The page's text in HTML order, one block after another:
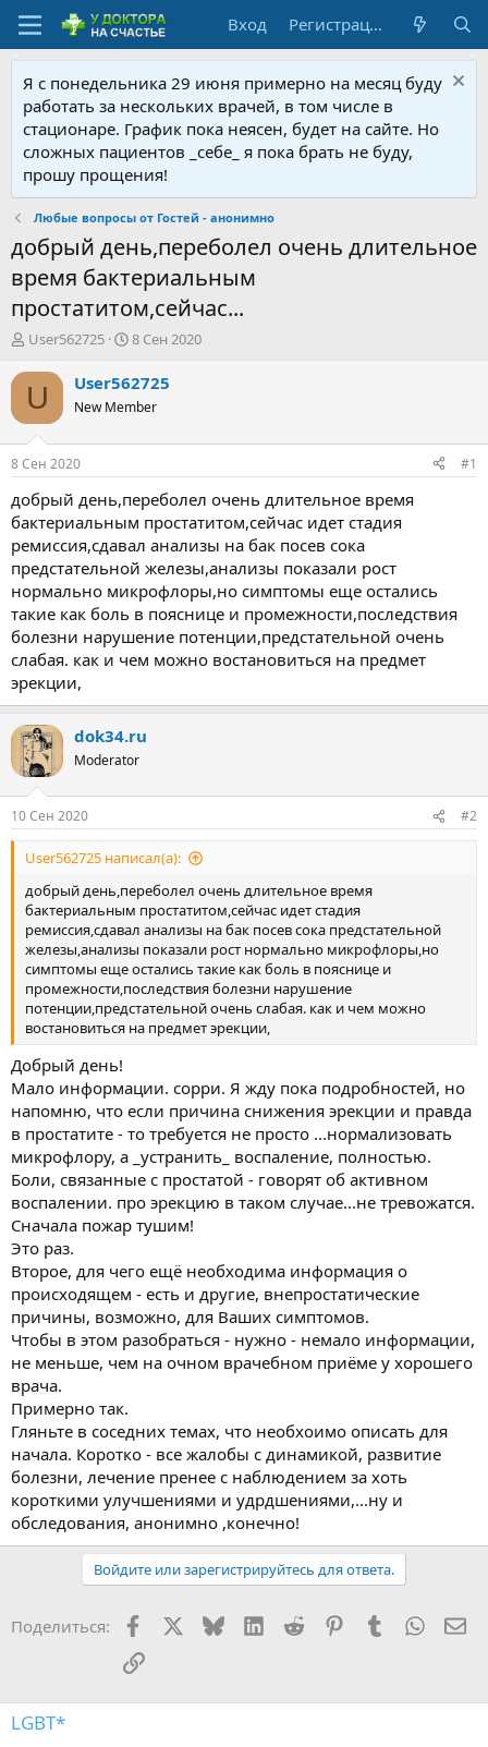
Вход Регистрация
Я с понедельника 29 июня примерно на месяц буду
работать за нескольких врачей, в том числе в
стационаре. График пока неясен, будет на сайте. Но
сложных пациентов _себе_ я пока брать не буду,
прошу прощения!
Любые вопросы от Гостей - анонимно
добрый день,переболел очень длительное
время бактериальным
простатитом,сейчас...
А
т
т
е
м
ы
User562725
Д
т
а
н
а
л
8 Сен 2020
U User562725
New Member
8 Сен 2020 #1
добрый день,переболел очень длительное время
бактериальным простатитом,сейчас идет стадия
ремиссия,сдавал анализы на бак посев сока
предстательной железы,анализы показали рост
нормально микрофлоры,но симптомы еще остались
такие как боль в пояснице и промежности,последствия
болезни нарушение потенции,предстательной очень
слабая. как и чем можно востановиться на предмет
эрекции,
dok34.ru
Moderator
10 Сен 2020 #2
User562725 написал(а):
добрый день,переболел очень длительное время
бактериальным простатитом,сейчас идет стадия
ремиссия,сдавал анализы на бак посев сока предстательной
железы,анализы показали рост нормально микрофлоры,но
симптомы еще остались такие как боль в пояснице и
промежности,последствия болезни нарушение
потенции,предстательной очень слабая. как и чем можно
востановиться на предмет эрекции,
Добрый день!
Мало информации. сорри. Я жду пока подробностей, но
напомню, что если причина снижения эрекции и правда
в простатите - то требуется не просто ...нормализовать
микрофлору, а _устранить_ воспаление, полностью.
Боли, связанные с простатой - говорят об активном
воспалении. про эрекцию в таком случае...не тревожатся.
Сначала пожар тушим!
Это раз.
Второе, для чего ещё необходима информация о
происходящем - есть и другие, внепростатические
причины, возможно, для Ваших симптомов.
Чтобы в этом разобраться - нужно - немало информации,
не меньше, чем на очном врачебном приёме у хорошего
врача.
Примерно так.
Гляньте в соседних темах, что необхоимо описать для
начала. Коротко - все жалобы с динамикой, развитие
болезни, лечение пренее с наблюдением за хоть
короткими улучшениями и удрдшениями,...ну и
обследования, анонимно ,конечно!
Войдите или зарегистрируйтесь для ответа.
Поделиться: Facebook BlueskyLinkedIn
Reddit PinterestTumblr
Ссылка
LGBT*